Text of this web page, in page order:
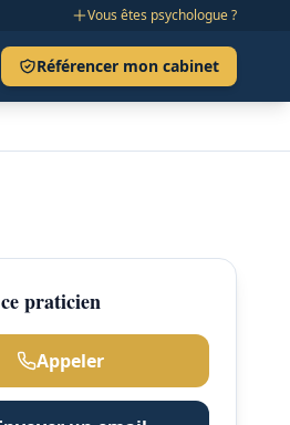
Vous êtes psychologue ?
Référencer mon cabinet
praticien
Appeler